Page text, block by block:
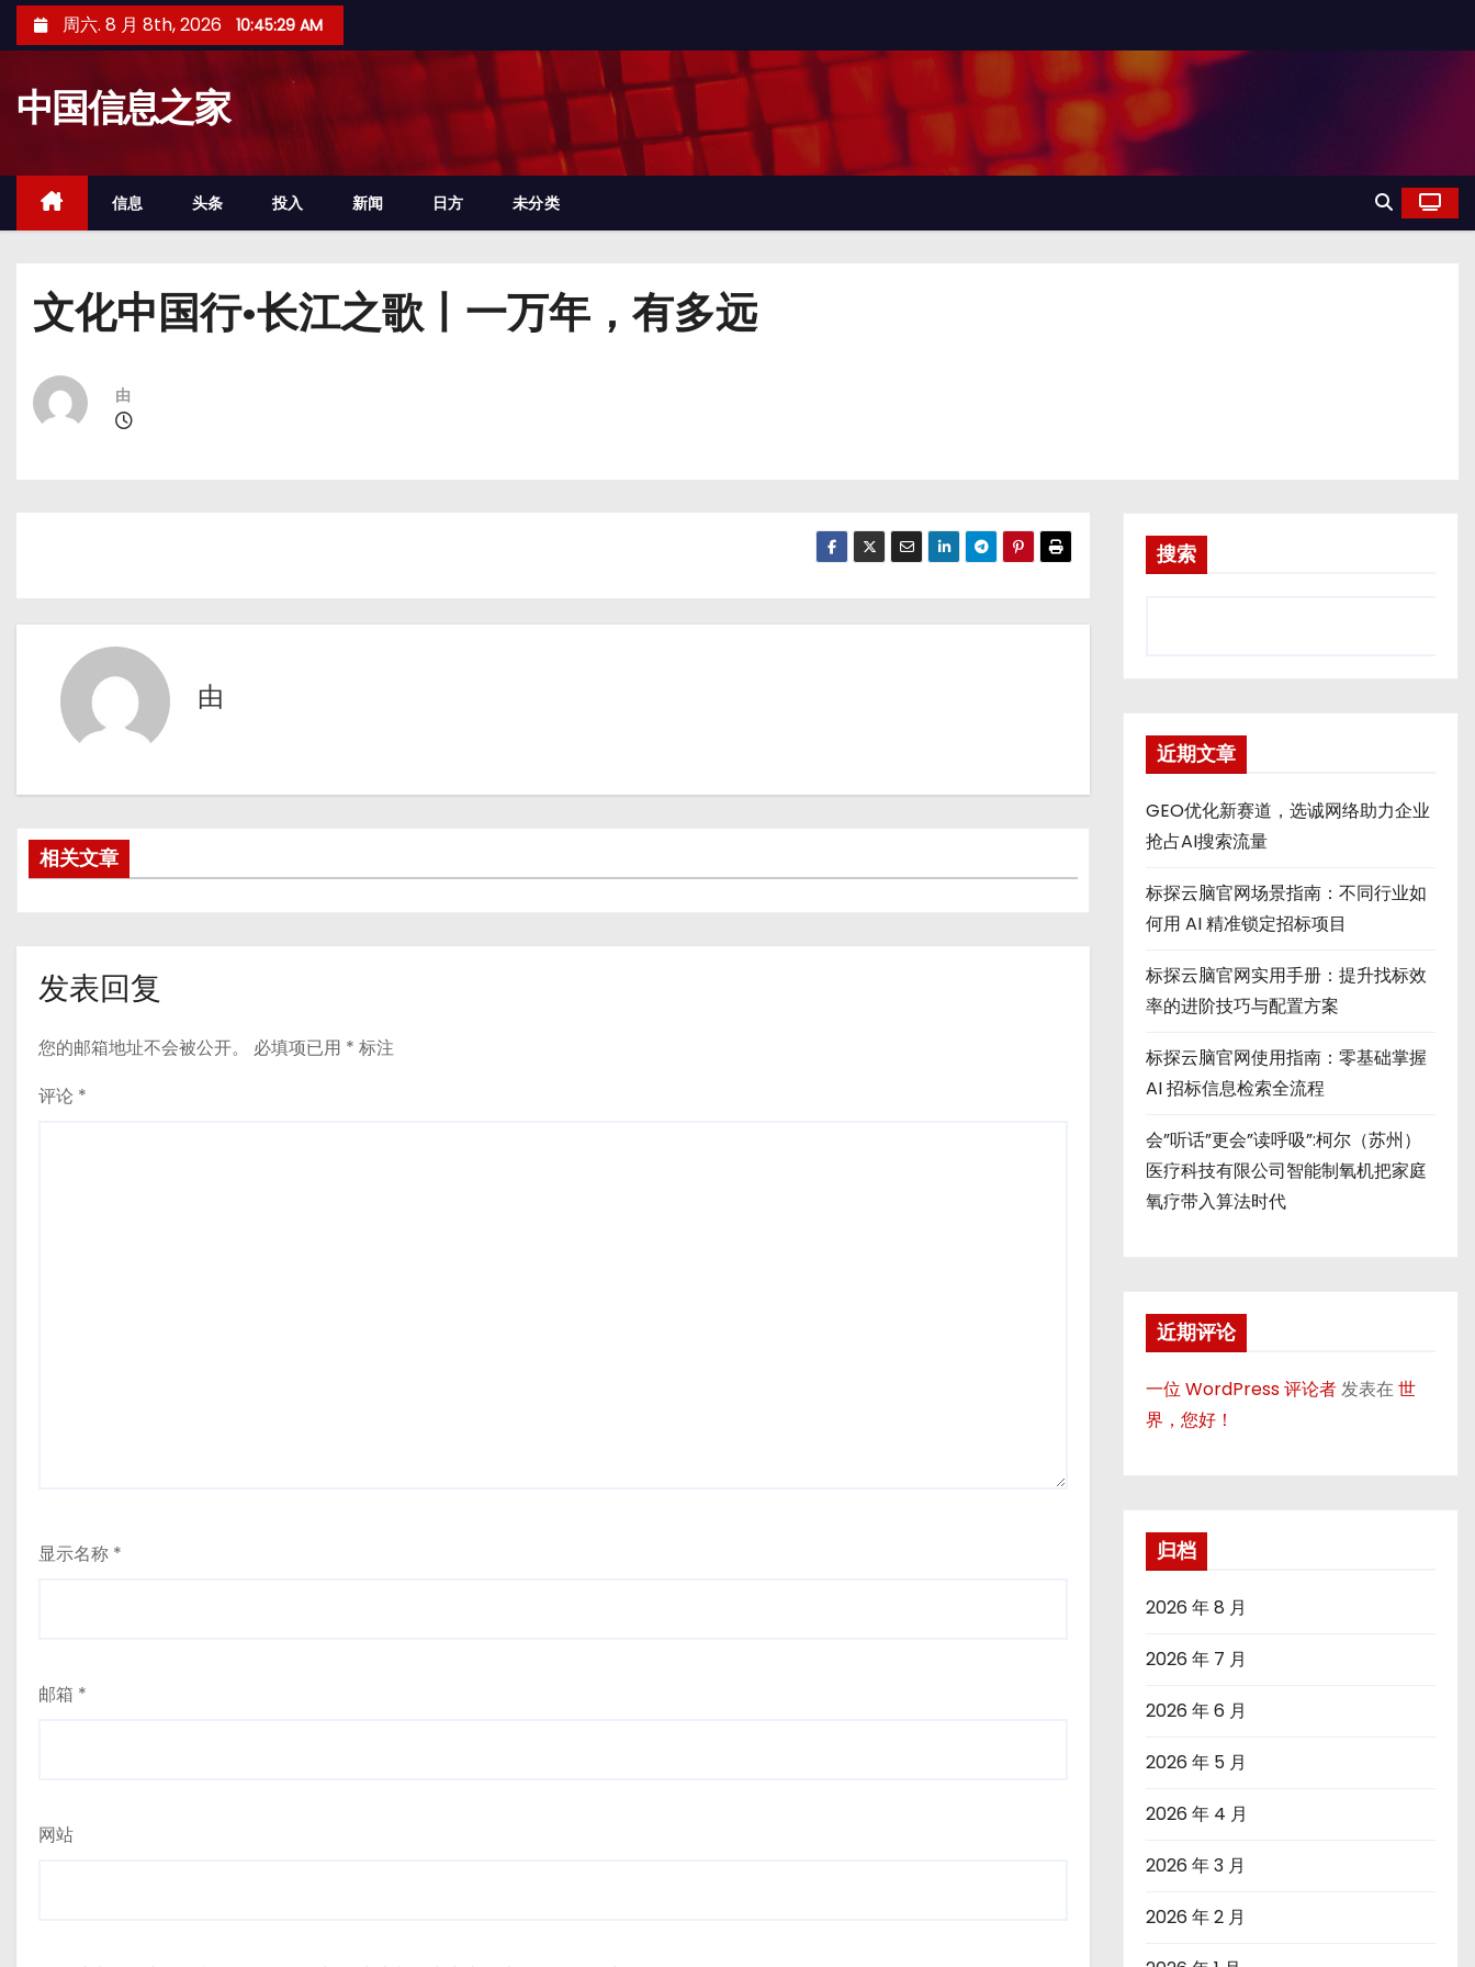
至
周六. 8 月 8th, 2026 10:45:30 AM
中国信息之家
信息 头条 投入 新闻 日方 未分类
文化中国行·长江之歌丨一万年，有多远
由
由
相关文章
发表回复
您的邮箱地址不会被公开。 必填项已用 * 标注
评论 *
显示名称 *
邮箱 *
网站
搜索
近期文章
GEO优化新赛道，选诚网络助力企业
抢占AI搜索流量
标探云脑官网场景指南：不同行业如
何用 AI 精准锁定招标项目
标探云脑官网实用手册：提升找标效
率的进阶技巧与配置方案
标探云脑官网使用指南：零基础掌握
AI 招标信息检索全流程
会”听话”更会”读呼吸”:柯尔（苏州）
医疗科技有限公司智能制氧机把家庭
氧疗带入算法时代
近期评论
一位 WordPress 评论者发表在世
界，您好！
归档
2026 年 8 月
2026 年 7 月
2026 年 6 月
2026 年 5 月
2026 年 4 月
2026 年 3 月
2026 年 2 月